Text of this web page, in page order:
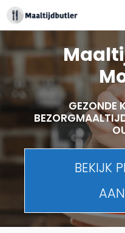
Spring
naar
inhoud
GEZONDE
BEKIJK